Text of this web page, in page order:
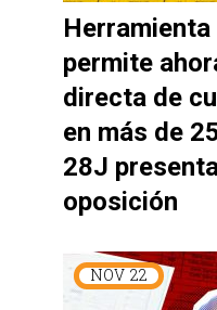
Herramienta
permite
directa de
en más de
28J
oposición
NOV 22